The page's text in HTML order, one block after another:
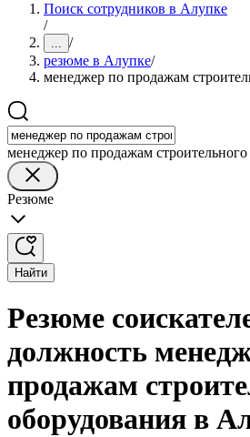
Поиск сотрудников в Алупке
/
... /
резюме в Алупке/
менеджер по продажам
менеджер по продажам
Резюме
Найти
Резюме
должность
продажам
оборудования в